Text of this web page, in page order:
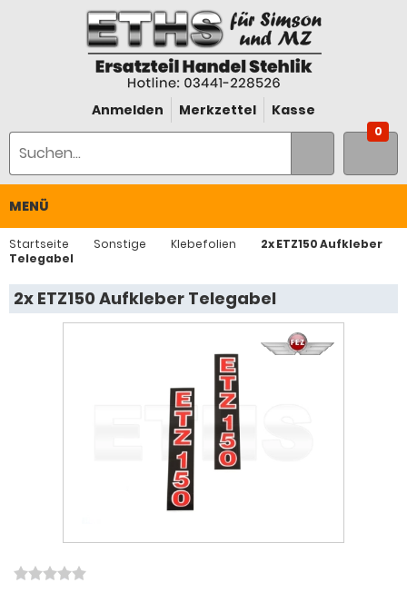
Anmelden Merkzettel Kasse
0
MENÜ
Startseite Sonstige Klebefolien
2x ETZ150 Aufkleber
Telegabel
2x ETZ150 Aufkleber Telegabel